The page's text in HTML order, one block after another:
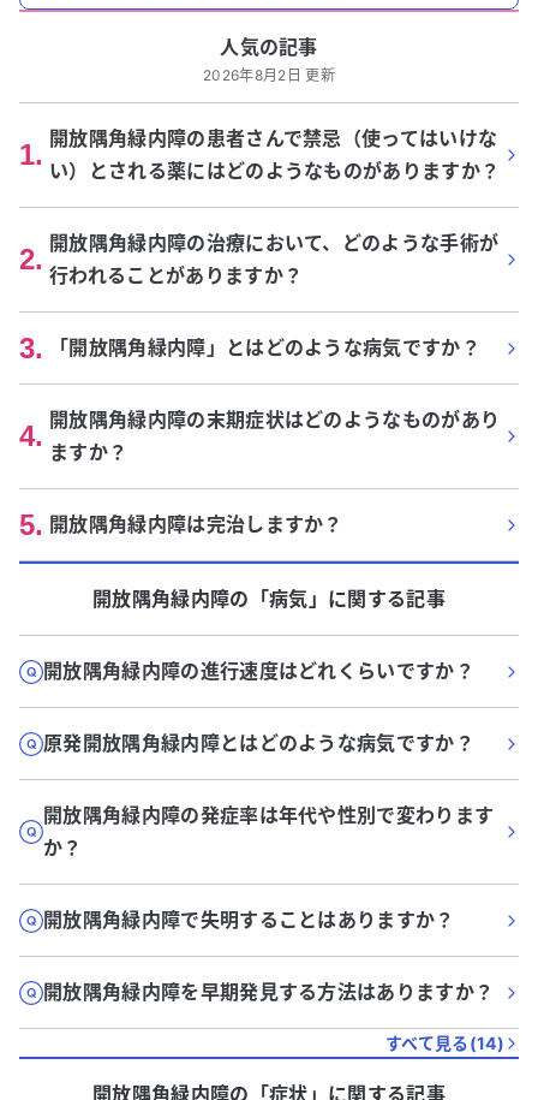
人気の記事
2026年8月2日 更新
1. 開放隅角緑内障の患者さんで禁忌（使ってはいけな
い）とされる薬にはどのようなものがありますか？
2. 開放隅角緑内障の治療において、どのような手術が
行われることがありますか？
3. 「開放隅角緑内障」とはどのような病気ですか？
4. 開放隅角緑内障の末期症状はどのようなものがあり
ますか？
5. 開放隅角緑内障は完治しますか？
開放隅角緑内障の「病気 」に関する記事
開放隅角緑内障の進行速度はどれくらいですか？
原発開放隅角緑内障とはどのような病気ですか？
開放隅角緑内障の発症率は年代や性別で変わります
か？
開放隅角緑内障で失明することはありますか？
開放隅角緑内障を早期発見する方法はありますか？
すべて見る(14)
開放隅角緑内障の「症状 」に関する記事